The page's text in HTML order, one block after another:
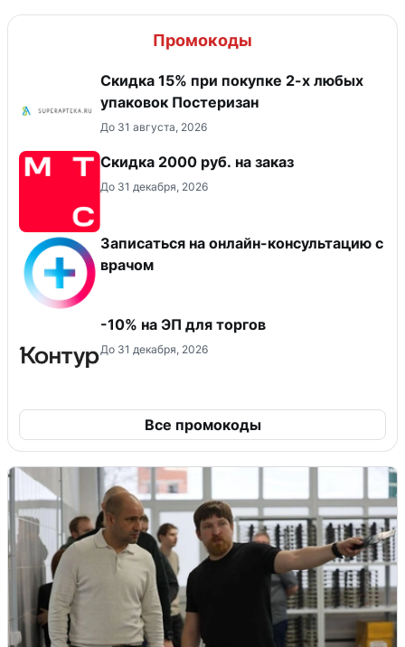
Промокоды
Скидка 15% при покупке 2-х любых
упаковок Постеризан
До 31 августа, 2026
Скидка 2000 руб. на заказ
До 31 декабря, 2026
Записаться на онлайн-консультацию с
врачом
-10% на ЭП для торгов
До 31 декабря, 2026
Все промокоды